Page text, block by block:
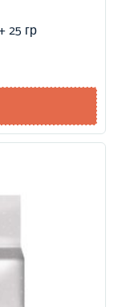
25 гр